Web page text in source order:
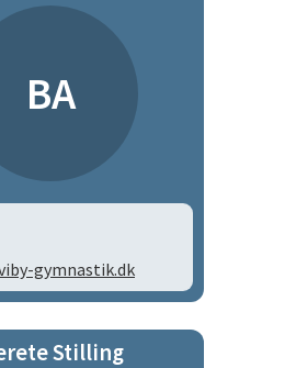
BA
gymnastik.dk
Stilling